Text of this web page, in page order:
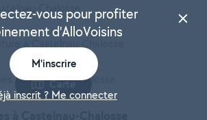
Chalosse
à Castelnau-Chalosse
à Castelnau-Chalosse
Carte
vous pour profiter
d'AlloVoisins
M'inscrire
inscrit ? Me connecter